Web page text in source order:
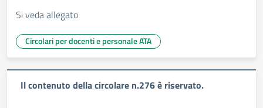
Si veda allegato
Circolari per docenti e personale ATA
Il contenuto della circolare n.276 è riservato.